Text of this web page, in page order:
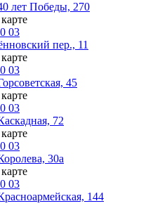
лет Победы, 270
03
пер., 11
03
45
03
72
03
30а
03
144